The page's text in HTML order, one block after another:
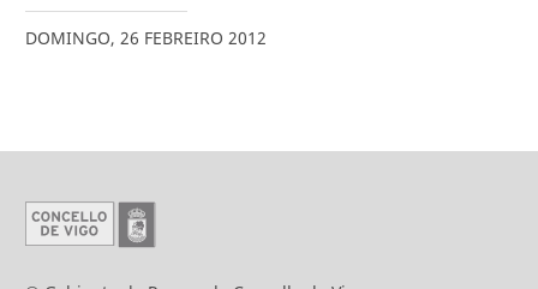
DOMINGO, 26 FEBREIRO 2012